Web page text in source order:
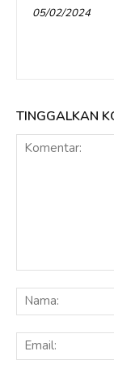
05/02/2024
TINGGALKAN